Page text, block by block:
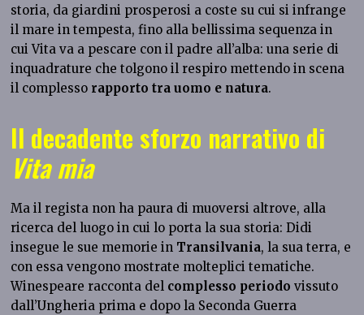
storia, da giardini prosperosi a coste su cui si infrange
il mare in tempesta, fino alla bellissima sequenza in
cui Vita va a pescare con il padre all’alba: una serie di
inquadrature che tolgono il respiro mettendo in scena
il complesso rapporto tra uomo e natura.
Il decadente sforzo narrativo di
Vita mia
Ma il regista non ha paura di muoversi altrove, alla
ricerca del luogo in cui lo porta la sua storia: Didi
insegue le sue memorie in Transilvania, la sua terra, e
con essa vengono mostrate molteplici tematiche.
Winespeare racconta del complesso periodo vissuto
dall’Ungheria prima e dopo la Seconda Guerra